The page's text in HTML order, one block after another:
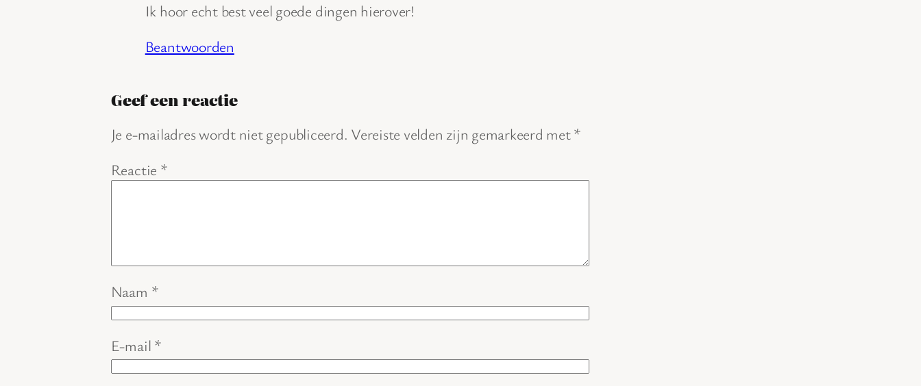
Ik hoor echt best veel goede dingen hierover!
Beantwoorden
Geef een reactie
Je e-mailadres wordt niet gepubliceerd. Vereiste velden zijn gemarkeerd met*
Reactie *
Naam *
E-mail *